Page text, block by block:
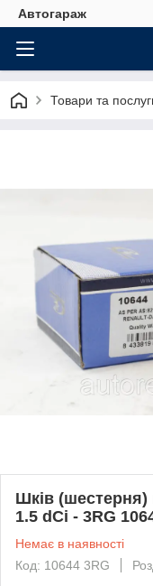
Автогараж
Товари та
Шків (шестерня)
1.5 dCi - 3RG
Немає в наявності
Код: 10644 3RG